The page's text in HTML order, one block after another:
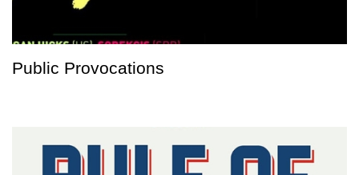
Public Provocations